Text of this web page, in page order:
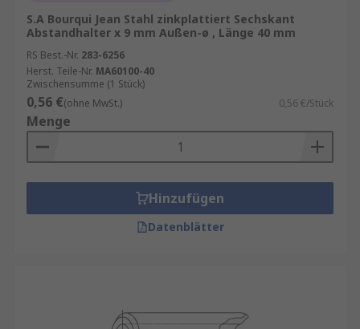
S.A Bourqui Jean Stahl zinkplattiert Sechskant
Abstandhalter x 9 mm Außen-ø , Länge 40 mm
RS Best.-Nr. 283-6256
Herst. Teile-Nr. MA60100-40
Zwischensumme (1 Stück)
0,56 €(ohne MwSt.) 0,56 €/Stück
Menge
Hinzufügen
Datenblätter